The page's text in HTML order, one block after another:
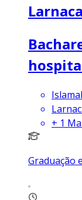
+ 1
Graduação